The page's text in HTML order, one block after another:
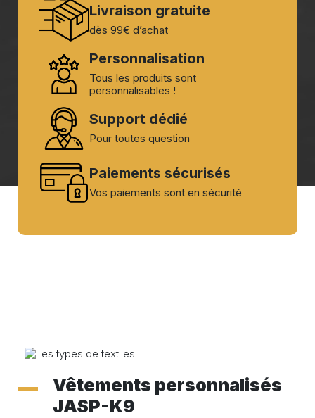
Livraison gratuite
dès 99€ d’achat
Personnalisation
Tous les produits sont
personnalisables !
Support dédié
Pour toutes question
Paiements sécurisés
Vos paiements sont en sécurité
Vêtements personnalisés
JASP-K9